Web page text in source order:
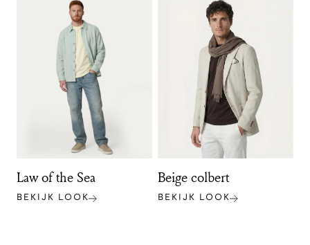
Law of the Sea
BEKIJK LOOK
Beige colbert
BEKIJK LOOK